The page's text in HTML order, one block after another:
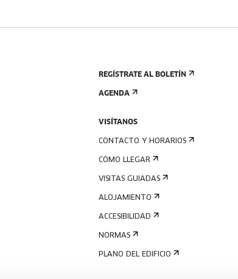
REGÍSTRATE AL BOLETÍN
AGENDA
VISÍTANOS
CONTACTO Y HORARIOS
CÓMO LLEGAR
VISITAS GUIADAS
ALOJAMIENTO
ACCESIBILIDAD
NORMAS
PLANO DEL EDIFICIO